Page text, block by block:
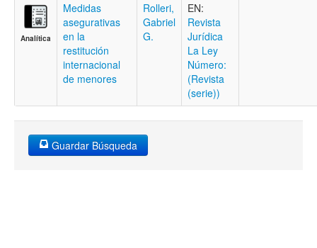
Analítica
Medidas
asegurativas
en la
restitución
internacional
de menores
Rolleri,
Gabriel
G.
EN:
Revista
Jurídica
La Ley
Número:
(Revista
(serie))
Guardar Búsqueda